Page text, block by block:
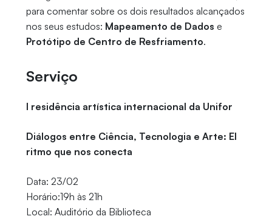
para comentar sobre os dois resultados alcançados
nos seus estudos: Mapeamento de Dados e
Protótipo de Centro de Resfriamento.
Serviço
I residência artística internacional da Unifor
Diálogos entre Ciência, Tecnologia e Arte: El
ritmo que nos conecta
Data: 23/02
Horário:19h às 21h
Local: Auditório da Biblioteca